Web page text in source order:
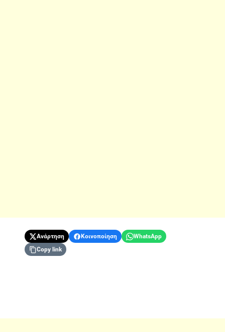
Ανάρτηση Κοινοποίηση
WhatsApp
Copy link